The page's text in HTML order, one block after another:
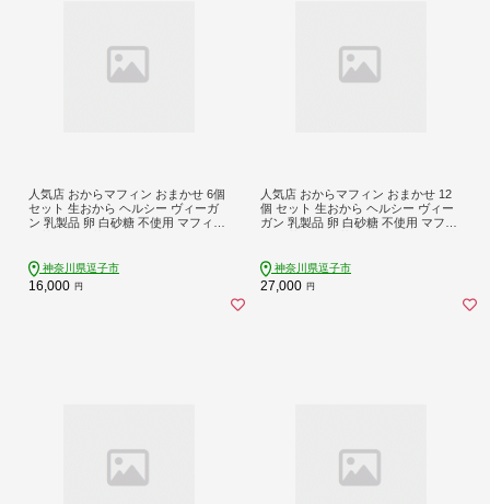
人気店 おからマフィン おまかせ 6個
セット 生おから ヘルシー ヴィーガ
ン 乳製品 卵 白砂糖 不使用 マフィン
神奈川県逗子市
16,000 円
人気店 おからマフィン おまかせ 12
個 セット 生おから ヘルシー ヴィー
ガン 乳製品 卵 白砂糖 不使用 マフィ
神奈川県逗子市
27,000 円